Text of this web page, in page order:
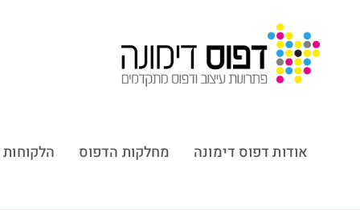
אודות דפוס דימונה מחלקות הדפוס